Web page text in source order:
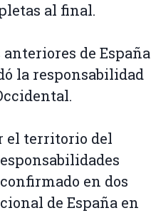
al final.
de España
la responsabilidad
el territorio del
en dos
de España en